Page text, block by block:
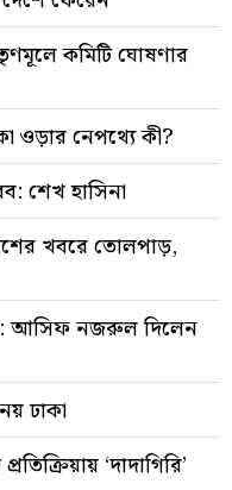
কমিটি ঘোষণার
ওড়ার নেপথ্যে কী?
শেখ হাসিনা
খবরে তোলপাড়,
আসিফ নজরুল দিলেন
ঢাকা
‘দাদাগিরি’